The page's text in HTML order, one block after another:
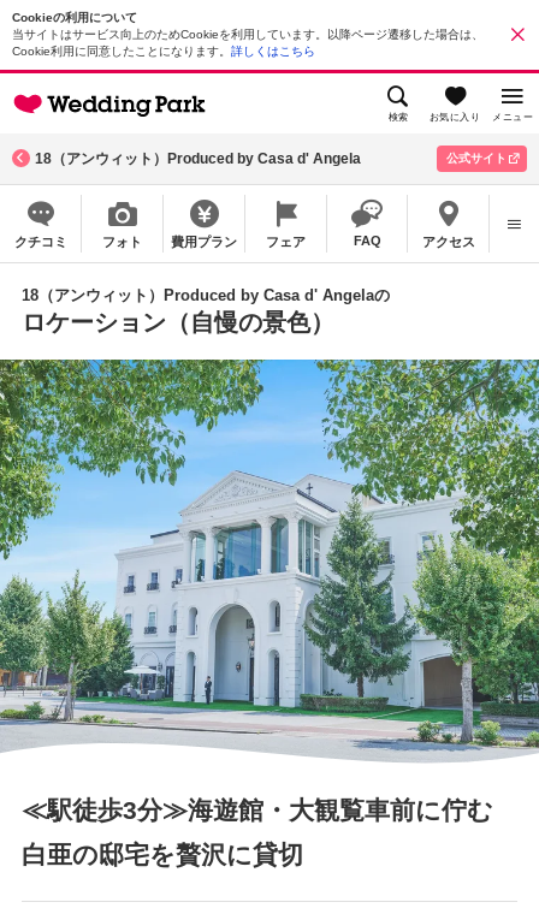
Cookieの利用について
当サイトはサービス向上のためCookieを利用しています。以降ページ遷移した場合は、
Cookie利用に同意したことになります。 詳しくはこちら
検索 お気に入り メニュー
18（アンウィット）Produced by Casa d' Angela 公式サイト
クチコミ フォト 費用プラン フェア FAQ アクセス
18（アンウィット）Produced by Casa d' Angelaの
ロケーション（自慢の景色）
≪駅徒歩3分≫海遊館・大観覧車前に佇む
白亜の邸宅を贅沢に貸切